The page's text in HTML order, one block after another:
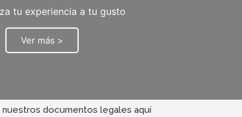
tu experiencia a tu gusto
Ver más >
nuestros documentos legales aquí